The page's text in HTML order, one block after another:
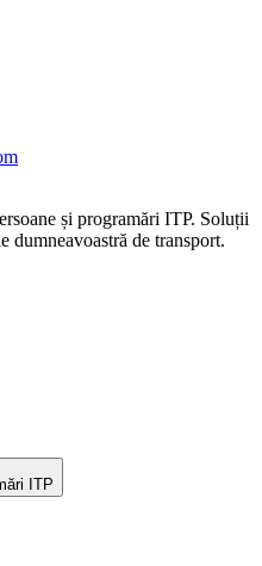
și programări ITP. Soluții
dumneavoastră de transport.
ITP